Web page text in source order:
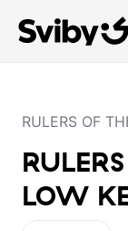
RULERS OF
LOW